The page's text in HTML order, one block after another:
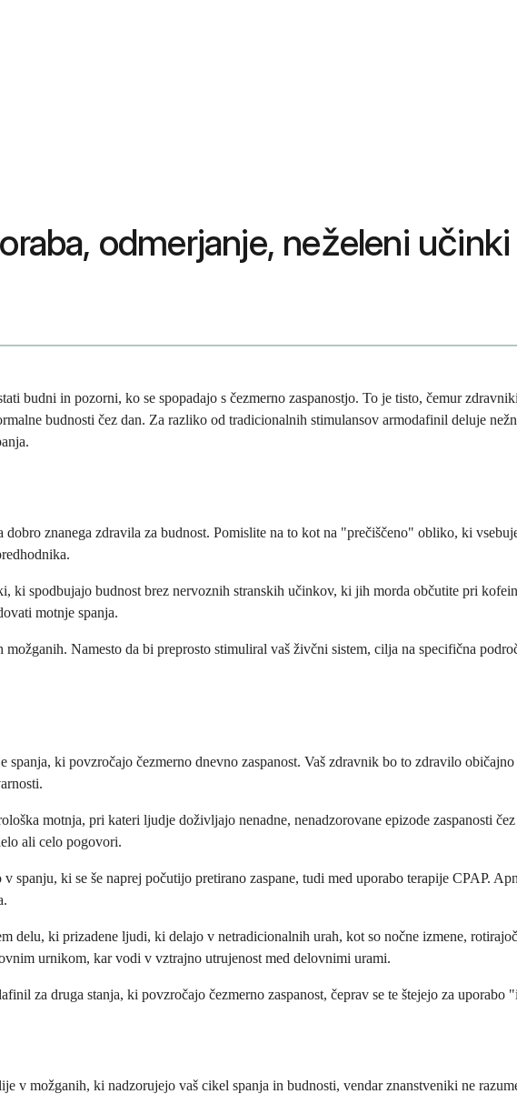
odmerjanje, neželeni
budni in pozorni, ko se spopadajo s čezmerno zaspanostjo. To je tisto, čemur
budnosti čez dan. Za razliko od tradicionalnih stimulansov armodafinil deluje
znanega zdravila za budnost. Pomislite na to kot na "prečiščeno" obliko, ki
ki spodbujajo budnost brez nervoznih stranskih učinkov, ki jih morda občutite pri
motnje spanja.
Namesto da bi preprosto stimuliral vaš živčni sistem, cilja na specifična
ki povzročajo čezmerno dnevno zaspanost. Vaš zdravnik bo to zdravilo
motnja, pri kateri ljudje doživljajo nenadne, nenadzorovane epizode zaspanosti
ali celo pogovori.
ki se še naprej počutijo pretirano zaspane, tudi med uporabo terapije CPAP.
delu, ki prizadene ljudi, ki delajo v netradicionalnih urah, kot so nočne izmene,
urnikom, kar vodi v vztrajno utrujenost med delovnimi urami.
za druga stanja, ki povzročajo čezmerno zaspanost, čeprav se te štejejo za
v možganih, ki nadzorujejo vaš cikel spanja in budnosti, vendar znanstveniki ne